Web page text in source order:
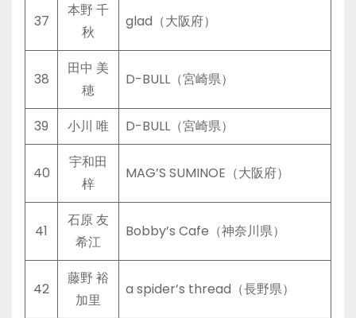
37
本野 千
秋
glad（大阪府）
38
田中 美
穂
D-BULL（宮崎県）
39 小川 唯 D-BULL（宮崎県）
40
宇和田
梓
MAG’S SUMINOE（大阪府）
41
石原 友
希江
Bobby’s Cafe（神奈川県）
42
藤野 裕
加里
a spider’s thread（長野県）